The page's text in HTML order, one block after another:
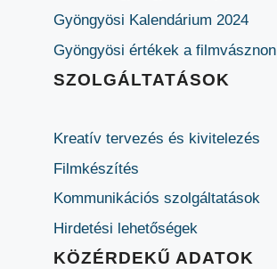
Gyöngyösi Kalendárium 2024
Gyöngyösi értékek a filmvásznon
SZOLGÁLTATÁSOK
Kreatív tervezés és kivitelezés
Filmkészítés
Kommunikációs szolgáltatások
Hirdetési lehetőségek
KÖZÉRDEKŰ ADATOK